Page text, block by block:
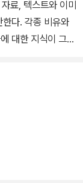
료, 텍스트와 이미
다. 각종 비유와
대한 지식이 그림
설명하고, 다양
는 실용적인 학
않고 자바를 사용
문과 답변, 전문가
대화할 수 있다.